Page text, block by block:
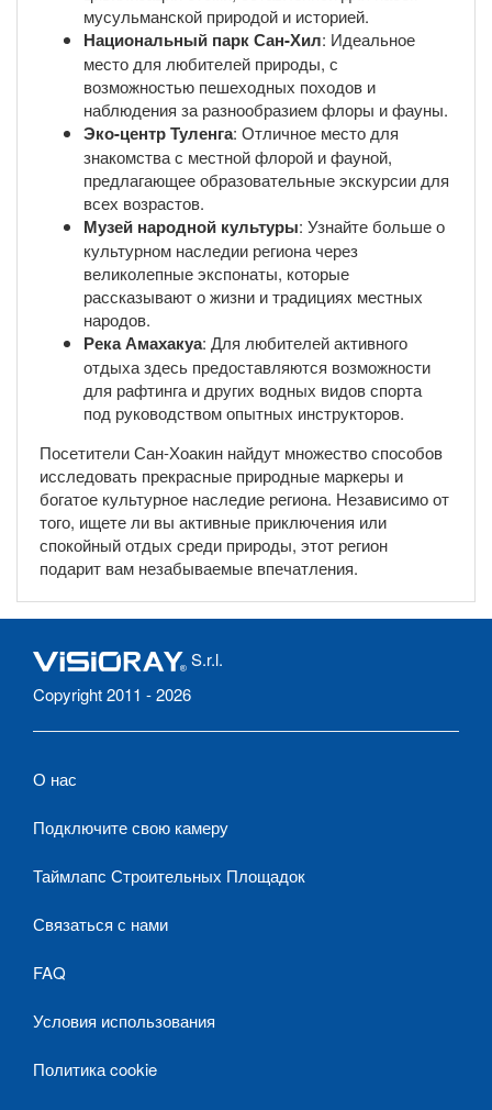
мусульманской природой и историей.
Национальный парк Сан-Хил: Идеальное
место для любителей природы, с
возможностью пешеходных походов и
наблюдения за разнообразием флоры и фауны.
Эко-центр Туленга: Отличное место для
знакомства с местной флорой и фауной,
предлагающее образовательные экскурсии для
всех возрастов.
Музей народной культуры: Узнайте больше о
культурном наследии региона через
великолепные экспонаты, которые
рассказывают о жизни и традициях местных
народов.
Река Амахакуа: Для любителей активного
отдыха здесь предоставляются возможности
для рафтинга и других водных видов спорта
под руководством опытных инструкторов.
Посетители Сан-Хоакин найдут множество способов
исследовать прекрасные природные маркеры и
богатое культурное наследие региона. Независимо от
того, ищете ли вы активные приключения или
спокойный отдых среди природы, этот регион
подарит вам незабываемые впечатления.
S.r.l.
Copyright 2011 - 2026
О нас
Подключите свою камеру
Таймлапс Строительных Площадок
Связаться с нами
FAQ
Условия использования
Политика cookie